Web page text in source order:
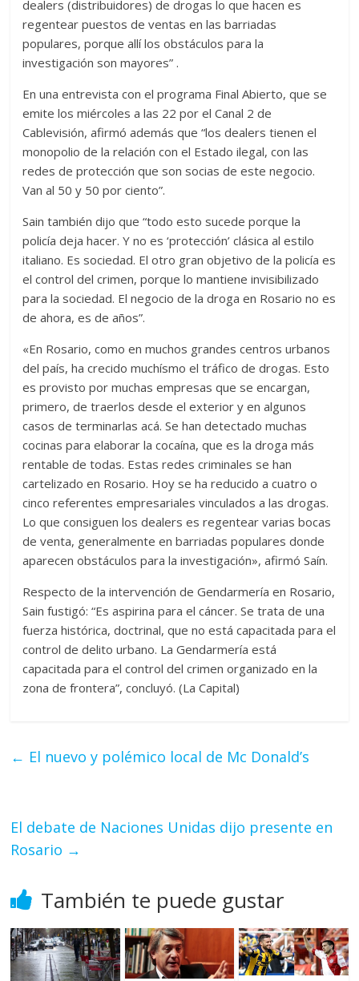
dealers (distribuidores) de drogas lo que hacen es
regentear puestos de ventas en las barriadas
populares, porque allí los obstáculos para la
investigación son mayores” .
En una entrevista con el programa Final Abierto, que se
emite los miércoles a las 22 por el Canal 2 de
Cablevisión, afirmó además que “los dealers tienen el
monopolio de la relación con el Estado ilegal, con las
redes de protección que son socias de este negocio.
Van al 50 y 50 por ciento”.
Sain también dijo que “todo esto sucede porque la
policía deja hacer. Y no es ‘protección’ clásica al estilo
italiano. Es sociedad. El otro gran objetivo de la policía es
el control del crimen, porque lo mantiene invisibilizado
para la sociedad. El negocio de la droga en Rosario no es
de ahora, es de años”.
«En Rosario, como en muchos grandes centros urbanos
del país, ha crecido muchísmo el tráfico de drogas. Esto
es provisto por muchas empresas que se encargan,
primero, de traerlos desde el exterior y en algunos
casos de terminarlas acá. Se han detectado muchas
cocinas para elaborar la cocaína, que es la droga más
rentable de todas. Estas redes criminales se han
cartelizado en Rosario. Hoy se ha reducido a cuatro o
cinco referentes empresariales vinculados a las drogas.
Lo que consiguen los dealers es regentear varias bocas
de venta, generalmente en barriadas populares donde
aparecen obstáculos para la investigación», afirmó Saín.
Respecto de la intervención de Gendarmería en Rosario,
Sain fustigó: “Es aspirina para el cáncer. Se trata de una
fuerza histórica, doctrinal, que no está capacitada para el
control de delito urbano. La Gendarmería está
capacitada para el control del crimen organizado en la
zona de frontera”, concluyó. (La Capital)
← El nuevo y polémico local de Mc Donald’s
El debate de Naciones Unidas dijo presente en
Rosario →
También te puede gustar